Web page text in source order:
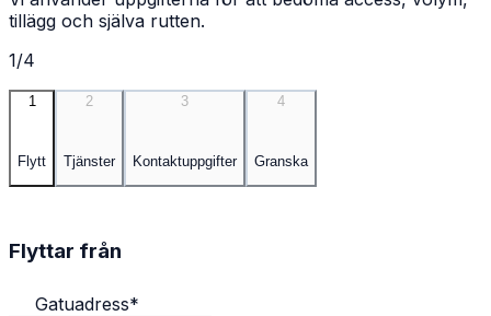
tillägg och själva rutten.
1/4
1
Flytt
2
Tjänster
3
Kontaktuppgifter
4
Granska
Flyttar från
Gatuadress*